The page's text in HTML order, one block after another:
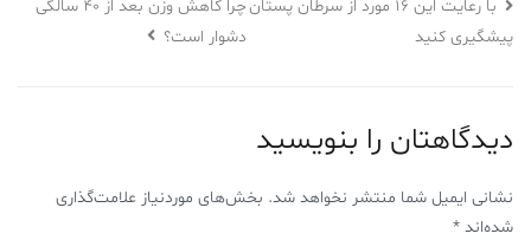
با رعایت این 16 مورد از سرطان پستان
پیشگیری کنید
چرا کاهش وزن بعد از ۴۰ سالگی
دشوار است؟
دیدگاهتان را بنویسید
نشانی ایمیل شما منتشر نخواهد شد. بخش‌های موردنیاز علامت‌گذاری
شده‌اند *